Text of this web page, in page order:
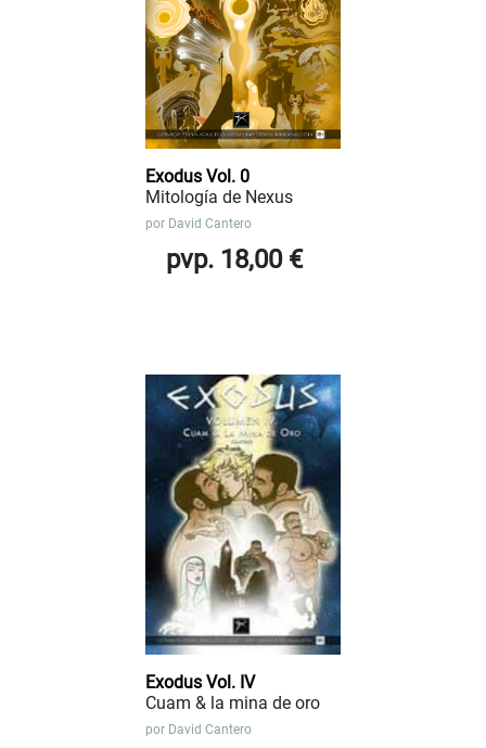
Exodus Vol. 0
Mitología de Nexus
por David Cantero
pvp. 18,00 €
Exodus Vol. IV
Cuam & la mina de oro
por David Cantero